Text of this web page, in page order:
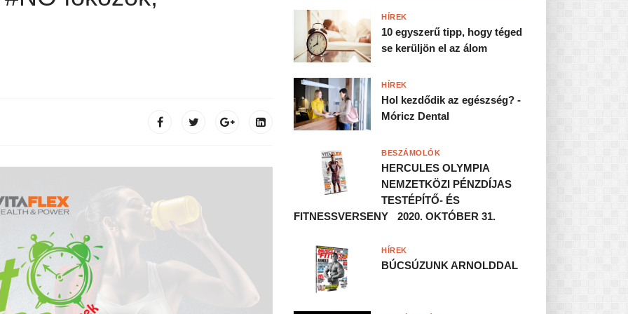
10 egyszerű tipp, hogy téged
se kerüljön el az álom
HÍREK
Hol kezdődik az egészség? -
Móricz Dental
HÍREK
HERCULES OLYMPIA
NEMZETKÖZI PÉNZDÍJAS
TESTÉPÍTŐ- ÉS
FITNESSVERSENY 2020. OKTÓBER 31.
BESZÁMOLÓK
BÚCSÚZUNK ARNOLDDAL
HÍREK